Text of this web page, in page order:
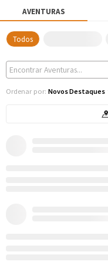
AVENTURAS
Todos
Ordenar por: Novos Destaques